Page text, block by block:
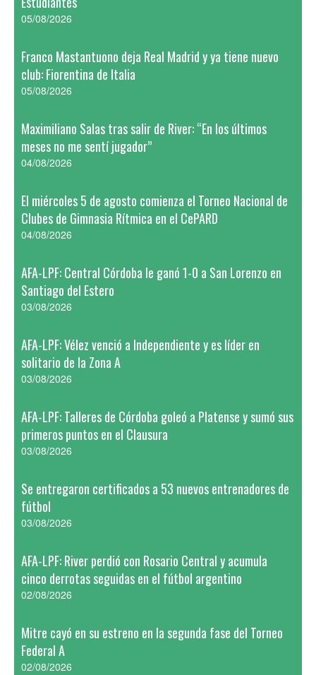
05/08/2026
Franco Mastantuono deja Real Madrid y ya tiene nuevo
club: Fiorentina de Italia
05/08/2026
Maximiliano Salas tras salir de River: “En los últimos
meses no me sentí jugador”
04/08/2026
El miércoles 5 de agosto comienza el Torneo Nacional de
Clubes de Gimnasia Rítmica en el CePARD
04/08/2026
AFA-LPF: Central Córdoba le ganó 1-0 a San Lorenzo en
Santiago del Estero
03/08/2026
AFA-LPF: Vélez venció a Independiente y es líder en
solitario de la Zona A
03/08/2026
AFA-LPF: Talleres de Córdoba goleó a Platense y sumó sus
primeros puntos en el Clausura
03/08/2026
Se entregaron certificados a 53 nuevos entrenadores de
fútbol
03/08/2026
AFA-LPF: River perdió con Rosario Central y acumula
cinco derrotas seguidas en el fútbol argentino
02/08/2026
Mitre cayó en su estreno en la segunda fase del Torneo
Federal A
02/08/2026